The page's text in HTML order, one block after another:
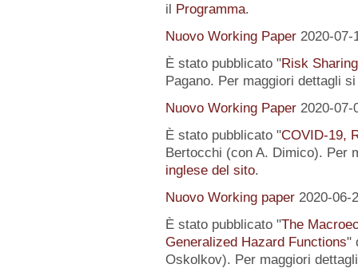
il Programma.
Nuovo Working Paper 2020-07-
È stato pubblicato "Risk
Pagano. Per maggiori dettagli
Nuovo Working Paper 2020-07-
È stato pubblicato "COVID-19,
Bertocchi (con A. Dimico). Per
inglese del sito.
Nuovo Working paper 2020-06-
È stato pubblicato "The
Generalized Hazard Functions"
Oskolkov). Per maggiori